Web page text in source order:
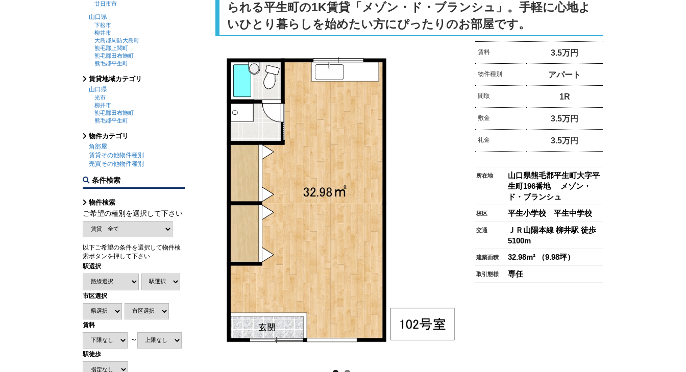
られる平生町の1K賃貸「メゾン・ド・ブランシュ」。手軽に心地よ
いひとり暮らしを始めたい方にぴったりのお部屋です。
賃料 3.5万円
物件種別 アパート
間取 1R
敷金 3.5万円
礼金 3.5万円
所在地
山口県熊毛郡平生町大字平
生町196番地 メゾン・
ド・ブランシュ
校区 平生小学校 平生中学校
交通
ＪＲ山陽本線 柳井駅 徒歩
5100m
建築面積 32.98m² （9.98坪）
取引態様 専任
廿日市市
山口県
下松市
柳井市
大島郡周防大島町
熊毛郡上関町
熊毛郡田布施町
熊毛郡平生町
賃貸地域カテゴリ
山口県
光市
柳井市
熊毛郡田布施町
熊毛郡平生町
物件カテゴリ
角部屋
賃貸その他物件種別
売買その他物件種別
条件検索
物件検索
ご希望の種別を選択して下さい
以下ご希望の条件を選択して物件検
索ボタンを押して下さい
駅選択
市区選択
賃料
～
駅徒歩